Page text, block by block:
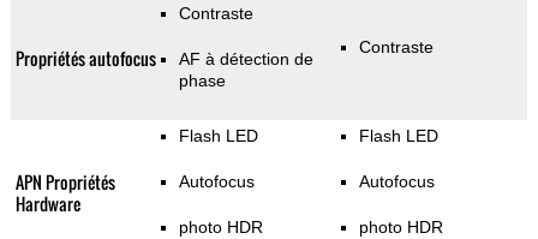
Propriétés autofocus
Contraste
AF à détection de
phase
Contraste
APN Propriétés
Hardware
Flash LED
Autofocus
photo HDR
Flash LED
Autofocus
photo HDR